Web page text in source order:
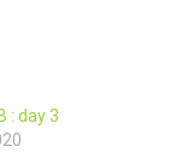
: day 3